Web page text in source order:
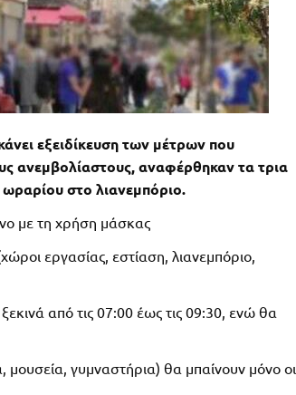
εξειδίκευση των μέτρων που
ανεμβολίαστους, αναφέρθηκαν τα τρια
στο λιανεμπόριο.
με τη χρήση μάσκας
εργασίας, εστίαση, λιανεμπόριο,
από τις 07:00 έως τις 09:30, ενώ θα
μουσεία, γυμναστήρια) θα μπαίνουν μόνο οι